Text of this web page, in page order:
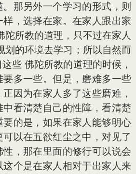
那另外一个学习的形式，则
，选择在家。在家人跟出家
陀所教的道理，只不过在家人
划的环境去学习；所以自然而
些 佛陀所教的道理的时候，
多一些。但是，磨难多一些
因为在家人多了这些磨难，
中看清楚自己的性障，看清楚
要的是，如果在家人能够明心
以在五欲红尘之中，对见了
性，那在里面的修行可以说会
个是在家人相对于出家人来